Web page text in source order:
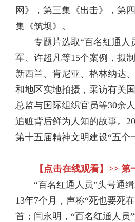
网》，第三集《出击》，第
集《筑坝》。
专题片选取“百名红通人
军、许超凡等15个案例，摄
新西兰、肯尼亚、格林纳达
和地区实地拍摄，采访有关
总监与国际组织官员等30余
追赃背后鲜为人知的故事。
第十五届精神文明建设“五个
【点击在线观看】>> 第
“百名红通人员”头号通缉
13年7个月，声称“死也要死
首；闫永明，“百名红通人员